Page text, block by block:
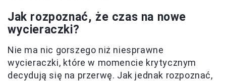
Jak rozpoznać, że czas na nowe
wycieraczki?
Nie ma nic gorszego niż niesprawne
wycieraczki, które w momencie krytycznym
decydują się na przerwę. Jak jednak rozpoznać,